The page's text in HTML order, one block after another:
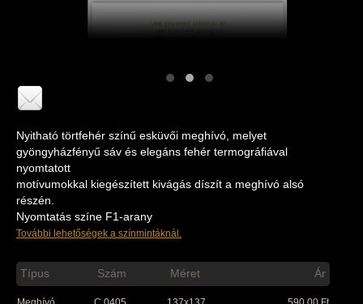
Nyitható törtfehér színű esküvői meghívó, melyet
gyöngyházfényű sáv és elegáns fehér termográfiával
nyomtatott
motívumokkal kiegészített kivágás díszít a meghívó alsó
részén.
Nyomtatás színe F1-arany
További lehetőségek a színmintáknál.
Típus Szám Méret Ár